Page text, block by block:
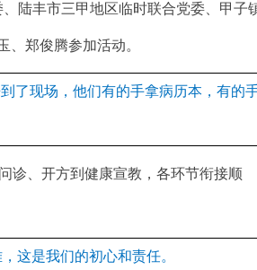
陆丰市三甲地区临时联合党委、甲子
郑俊腾参加活动。
了现场，他们有的手拿病历本，有的
、开方到健康宣教，各环节衔接顺
这是我们的初心和责任。